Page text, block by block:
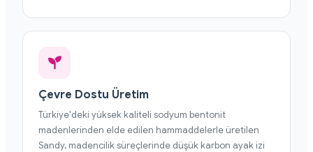
Çevre Dostu Üretim
Türkiye'deki yüksek kaliteli sodyum bentonit
madenlerinden elde edilen hammaddelerle üretilen
Sandy, madencilik süreçlerinde düşük karbon ayak izi